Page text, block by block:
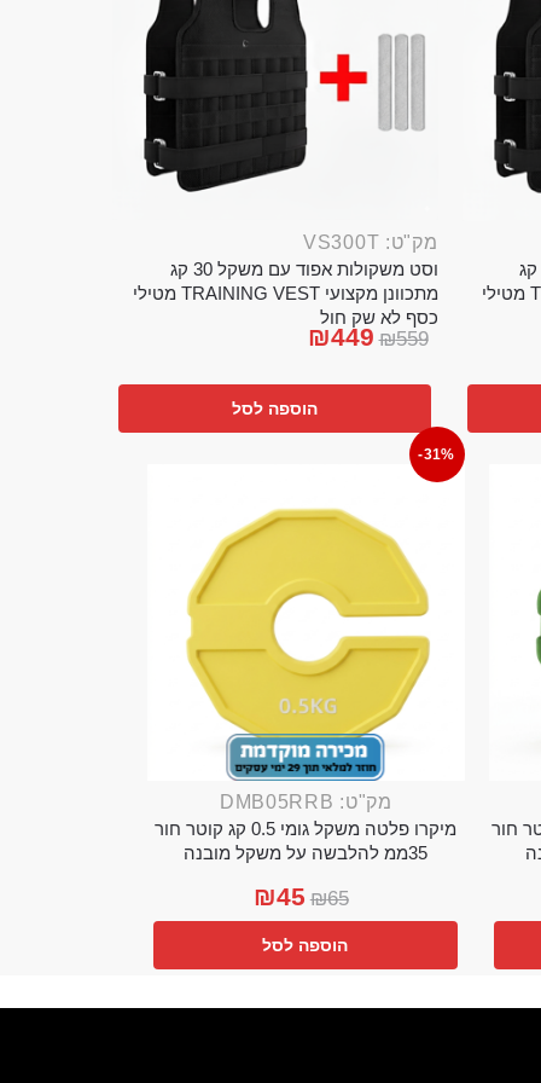
וסט משקולות אפוד עם משקל 20 קג
מתכוונן מקצועי TRAINING VEST מטילי
מק"ט: VS300T
וסט משקולות אפוד עם משקל 30 קג
מתכוונן מקצועי TRAINING VEST מטילי
כסף לא שק חול
₪559
₪449
הוספה לסל
0.25 קג קוטר חור
-31%
מק"ט: DMB05RRB
מיקרו פלטה משקל גומי 0.5 קג קוטר חור
35ממ להלבשה על משקל מובנה
₪65
₪45
הוספה לסל